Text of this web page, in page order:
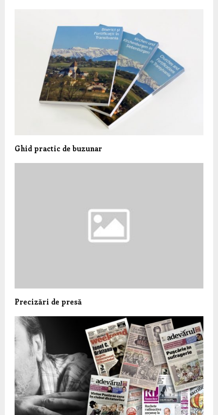
Ghid practic de buzunar
Precizări de presă